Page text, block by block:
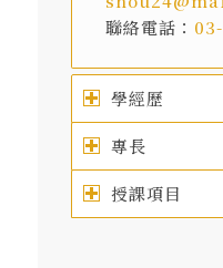
聯絡電話：
學經歷
專長
授課項目